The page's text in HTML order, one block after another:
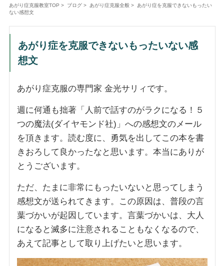
あがり症克服教室TOP > ブログ> あがり症克服全般>
あがり症を克服できないもったい
ない感想文
あがり症を克服できないもったいない感
想文
あがり症克服の専門家 金光サリィです。
週に何通も拙著「人前で話すのがラクになる！５
つの魔法(ダイヤモンド社)」への感想文のメール
を頂きます。読む度に、勇気を出してこの本を書
きおろして良かったなと思います。本当にありが
とうございます。
ただ、たまに非常にもったいないと思ってしまう
感想文が送られてきます。この原因は、普段の言
葉づかいが起因しています。言葉づかいは、大人
になると滅多に注意されることもなくなるので、
あえて記事として取り上げたいと思います。